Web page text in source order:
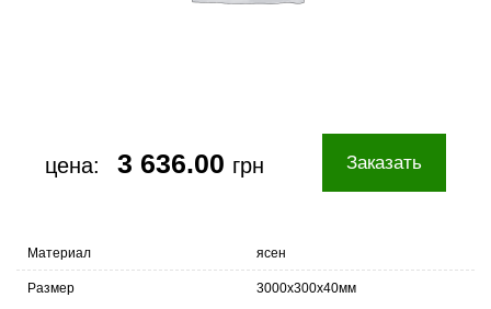
цена: 3 636.00 грн Заказать
Материал ясен
Размер 3000х300х40мм